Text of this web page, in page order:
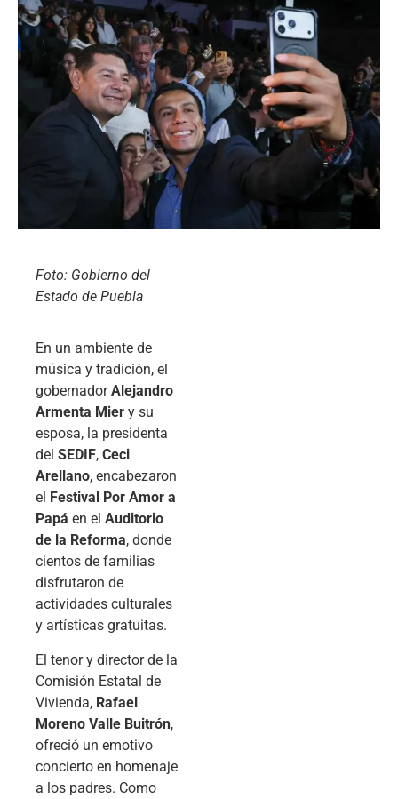
Foto: Gobierno del
Estado de Puebla
En un ambiente de
música y tradición, el
gobernadorAlejandro
Armenta Mier y su
esposa, la presidenta
del SEDIF, Ceci
Arellano, encabezaron
el Festival Por Amor a
Papá en el Auditorio
de la Reforma, donde
cientos de familias
disfrutaron de
actividades culturales
y artísticas gratuitas.
El tenor y director de la
Comisión Estatal de
Vivienda, Rafael
Moreno Valle Buitrón,
ofreció un emotivo
concierto en homenaje
a los padres. Como